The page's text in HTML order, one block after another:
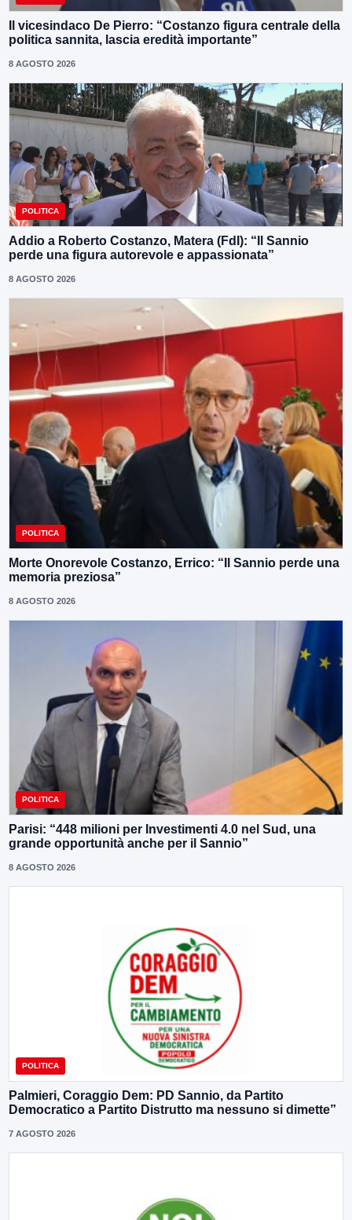
Il vicesindaco De Pierro: “Costanzo figura centrale della
politica sannita, lascia eredità importante”
8 AGOSTO 2026
POLITICA
Addio a Roberto Costanzo, Matera (FdI): “Il Sannio
perde una figura autorevole e appassionata”
8 AGOSTO 2026
POLITICA
Morte Onorevole Costanzo, Errico: “Il Sannio perde una
memoria preziosa”
8 AGOSTO 2026
POLITICA
Parisi: “448 milioni per Investimenti 4.0 nel Sud, una
grande opportunità anche per il Sannio”
8 AGOSTO 2026
POLITICA
Palmieri, Coraggio Dem: PD Sannio, da Partito
Democratico a Partito Distrutto ma nessuno si dimette”
7 AGOSTO 2026